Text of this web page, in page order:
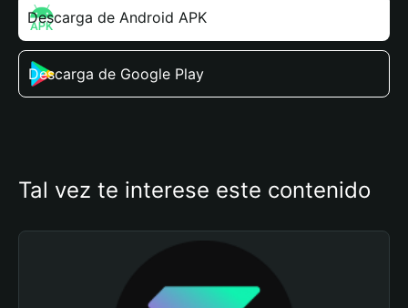
Descarga de Android APK
Descarga de Google Play
Tal vez te interese este contenido